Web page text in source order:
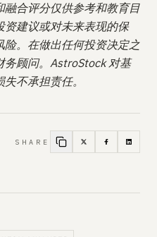
融合评分仅供参考和教育目
资建议或对未来表现的保
险。在做出任何投资决定之
务顾问。AstroStock 对基
不承担责任。
SHARE